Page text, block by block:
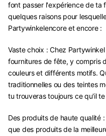
font passer l'expérience de ta
quelques raisons pour
Partywinkelencore et encore :
Vaste choix : Chez
fournitures de fête, y compris
couleurs et différents motifs.
traditionnelles ou des teintes
tu trouveras toujours ce qu'il
Des produits de haute qualité
que des produits de la